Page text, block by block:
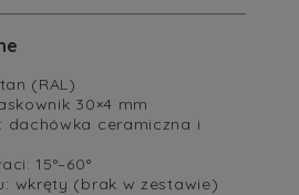
(RAL)
30×4 mm
dachówka ceramiczna i
15°–60°
wkręty (brak w zestawie)